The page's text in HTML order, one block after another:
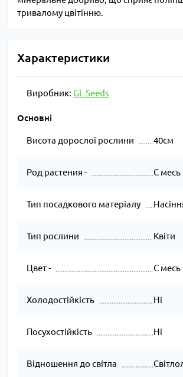
тривалому цвітінню.
Характеристики
Виробник: GL Seeds
Основні
Висота дорослої рослини 40см
Род растения - С месь
Тип посадкового матеріалу
Тип рослини Квіти
Цвет - С месь
Холодостійкість Ні
Посухостійкість Ні
Відношення до світла